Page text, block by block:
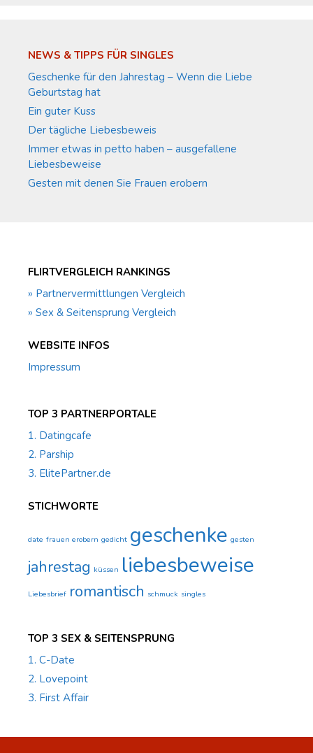
NEWS & TIPPS FÜR SINGLES
Geschenke für den Jahrestag – Wenn die Liebe
Geburtstag hat
Ein guter Kuss
Der tägliche Liebesbeweis
Immer etwas in petto haben – ausgefallene
Liebesbeweise
Gesten mit denen Sie Frauen erobern
FLIRTVERGLEICH RANKINGS
» Partnervermittlungen Vergleich
» Sex & Seitensprung Vergleich
WEBSITE INFOS
Impressum
TOP 3 PARTNERPORTALE
1. Datingcafe
2. Parship
3. ElitePartner.de
STICHWORTE
date frauen erobern gedicht geschenke gesten
jahrestag küssen liebesbeweise
Liebesbrief romantisch schmuck singles
TOP 3 SEX & SEITENSPRUNG
1. C-Date
2. Lovepoint
3. First Affair